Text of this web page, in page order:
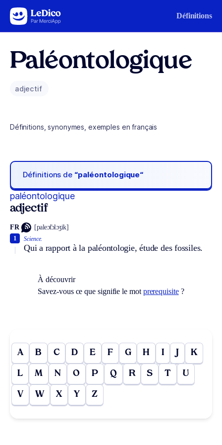
Aller au contenu Définitions
Paléontologique
adjectif
Définitions, synonymes, exemples en français
Définitions de “paléontologique“
paléontologique
adjectif
FR [paleɔ̃tɔlɔʒik]
Science.
Qui a rapport à la paléontologie, étude des fossiles.
1
À découvrir
Savez-vous ce que signifie le mot prerequisite?
A B C D E F G H I J K
L M N O P Q R S T U
V W X Y Z